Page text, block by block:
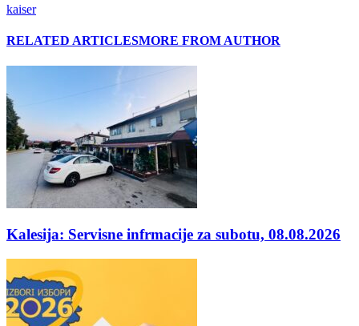
kaiser
RELATED ARTICLESMORE FROM AUTHOR
Kalesija: Servisne infrmacije za subotu, 08.08.2026